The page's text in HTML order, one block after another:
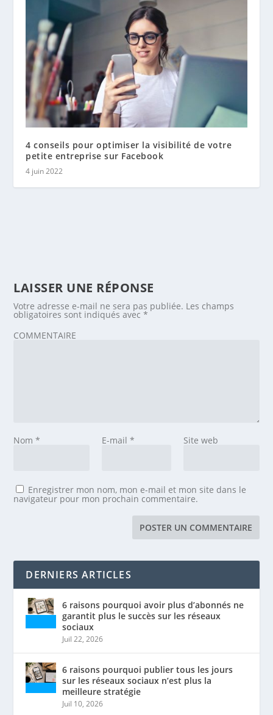
4 conseils pour optimiser la visibilité de votre
petite entreprise sur Facebook
4 juin 2022
LAISSER UNE RÉPONSE
Votre adresse e-mail ne sera pas publiée. Les champs
obligatoires sont indiqués avec*
COMMENTAIRE
Nom* E-mail * Site web
Enregistrer mon nom, mon e-mail et mon site dans le
navigateur pour mon prochain commentaire.
DERNIERS ARTICLES
6 raisons pourquoi avoir plus d’abonnés ne
garantit plus le succès sur les réseaux
sociaux
Juil 22, 2026
6 raisons pourquoi publier tous les jours
sur les réseaux sociaux n’est plus la
meilleure stratégie
Juil 10, 2026